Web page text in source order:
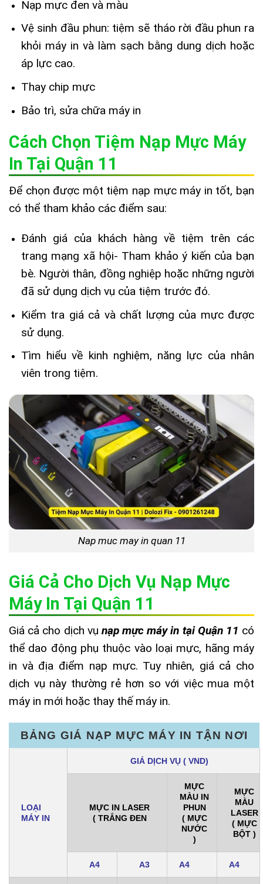
Nạp mực đen và màu
Vệ sinh đầu phun: tiệm sẽ tháo rời đầu phun ra
khỏi máy in và làm sạch bằng dung dịch hoặc
áp lực cao.
Thay chip mực
Bảo trì, sửa chữa máy in
Cách Chọn Tiệm Nạp Mực Máy
In Tại Quận 11
Để chọn được một tiệm nạp mực máy in tốt, bạn
có thể tham khảo các điểm sau:
Đánh giá của khách hàng về tiệm trên các
trang mạng xã hội- Tham khảo ý kiến của bạn
bè. Người thân, đồng nghiệp hoặc những người
đã sử dụng dịch vụ của tiệm trước đó.
Kiểm tra giá cả và chất lượng của mực được
sử dụng.
Tìm hiểu về kinh nghiệm, năng lực của nhân
viên trong tiệm.
Nap muc may in quan 11
Giá Cả Cho Dịch Vụ Nạp Mực
Máy In Tại Quận 11
Giá cả cho dịch vụ nạp mực máy in tại Quận 11 có
thể dao động phụ thuộc vào loại mực, hãng máy
in và địa điểm nạp mực. Tuy nhiên, giá cả cho
dịch vụ này thường rẻ hơn so với việc mua một
máy in mới hoặc thay thế máy in.
BẢNG GIÁ NẠP MỰC MÁY IN TẬN NƠI
LOẠI
MÁY IN
GIÁ DỊCH VỤ ( VND)
MỰC IN LASER
( TRẮNG ĐEN
MỰC
MÀU IN
PHUN
( MỰC
NƯỚC
)
MỰC
MÀU
LASER
( MỰC
BỘT )
A4 A3 A4 A4